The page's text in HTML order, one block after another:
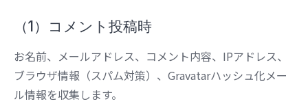
（1）コメント投稿時
お名前、メールアドレス、コメント内容、IPアドレス、
ブラウザ情報（スパム対策）、Gravatarハッシュ化メー
ル情報を収集します。